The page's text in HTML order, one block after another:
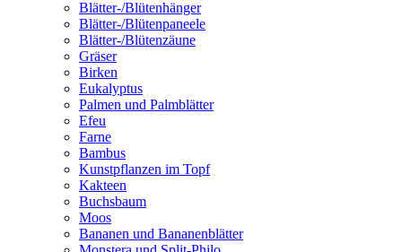
Blätter-/Blütenhänger
Blätter-/Blütenpaneele
Blätter-/Blütenzäune
Gräser
Birken
Eukalyptus
Palmen und Palmblätter
Efeu
Farne
Bambus
Kunstpflanzen im Topf
Kakteen
Buchsbaum
Moos
Bananen und Bananenblätter